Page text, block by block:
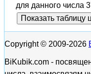
для данного числа
Показать таблицу
Copyright © 2009-2026
BiKubik.com -